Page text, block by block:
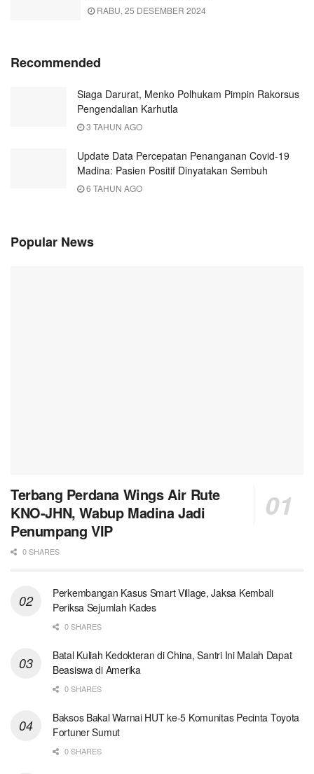
RABU, 25 DESEMBER 2024
Recommended
Siaga Darurat, Menko Polhukam Pimpin Rakorsus
Pengendalian Karhutla
3 TAHUN AGO
Update Data Percepatan Penanganan Covid-19
Madina: Pasien Positif Dinyatakan Sembuh
6 TAHUN AGO
Popular News
Terbang Perdana Wings Air Rute
KNO-JHN, Wabup Madina Jadi
Penumpang VIP
0 SHARES
Perkembangan Kasus Smart Village, Jaksa Kembali
Periksa Sejumlah Kades
0 SHARES
Batal Kuliah Kedokteran di China, Santri Ini Malah Dapat
Beasiswa di Amerika
0 SHARES
Baksos Bakal Warnai HUT ke-5 Komunitas Pecinta Toyota
Fortuner Sumut
0 SHARES